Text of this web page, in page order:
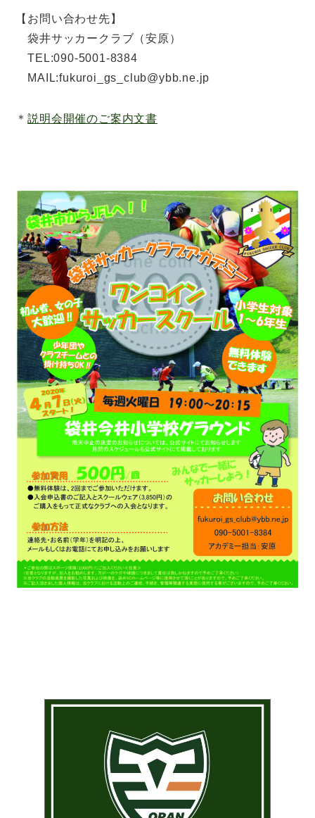
【お問い合わせ先】
袋井サッカークラブ（安原）
TEL:090-5001-8384
MAIL:fukuroi_gs_club@ybb.ne.jp
＊説明会開催のご案内文書